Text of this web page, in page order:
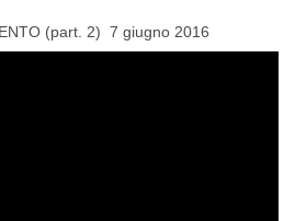
(part. 2) 7 giugno 2016